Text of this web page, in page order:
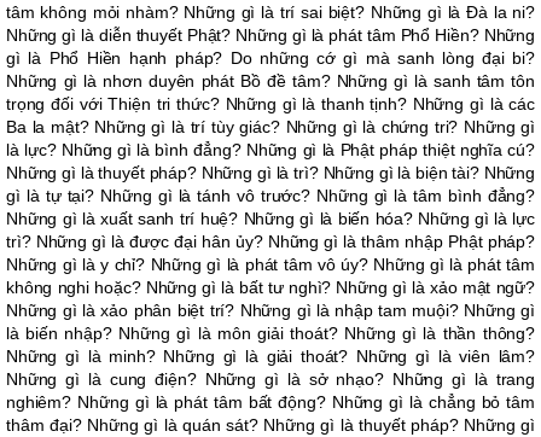
tâm không mỏi nhàm? Những gì là trí sai biệt? Những gì là Đà la ni?
Những gì là diễn thuyết Phật? Những gì là phát tâm Phổ Hiền? Những
gì là Phổ Hiền hạnh pháp? Do những cớ gì mà sanh lòng đại bi?
Những gì là nhơn duyên phát Bồ đề tâm? Những gì là sanh tâm tôn
trọng đối với Thiện tri thức? Những gì là thanh tịnh? Những gì là các
Ba la mật? Những gì là trí tùy giác? Những gì là chứng tri? Những gì
là lực? Những gì là bình đẳng? Những gì là Phật pháp thiệt nghĩa cú?
Những gì là thuyết pháp? Những gì là trì? Những gì là biện tài? Những
gì là tự tại? Những gì là tánh vô trước? Những gì là tâm bình đẳng?
Những gì là xuất sanh trí huệ? Những gì là biến hóa? Những gì là lực
trì? Những gì là được đại hân ủy? Những gì là thâm nhập Phật pháp?
Những gì là y chỉ? Những gì là phát tâm vô úy? Những gì là phát tâm
không nghi hoặc? Những gì là bất tư nghì? Những gì là xảo mật ngữ?
Những gì là xảo phân biệt trí? Những gì là nhập tam muội? Những gì
là biến nhập? Những gì là môn giải thoát? Những gì là thần thông?
Những gì là minh? Những gì là giải thoát? Những gì là viên lâm?
Những gì là cung điện? Những gì là sở nhạo? Những gì là trang
nghiêm? Những gì là phát tâm bất động? Những gì là chẳng bỏ tâm
thâm đại? Những gì là quán sát? Những gì là thuyết pháp? Những gì